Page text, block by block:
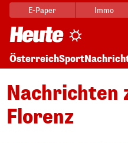
E-Paper Immo
ÖsterreichSport
Nachrichten
Florenz